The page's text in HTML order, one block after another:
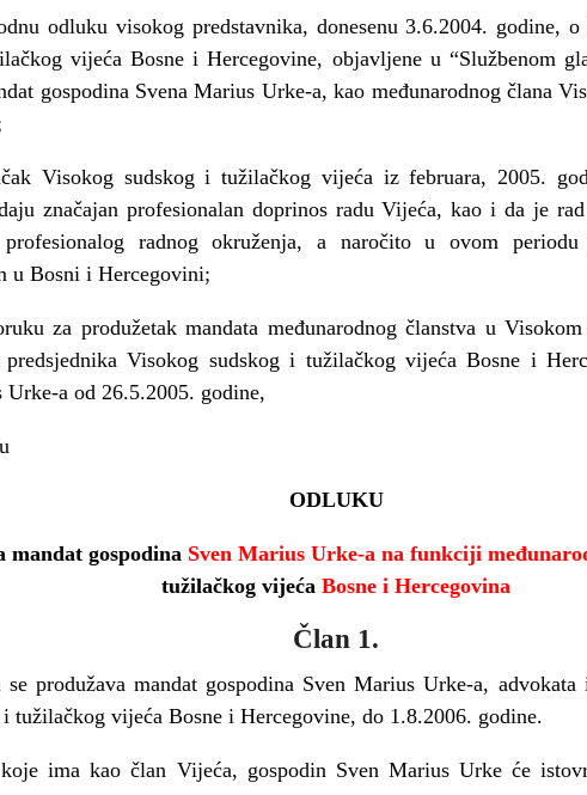
odluku visokog predstavnika, donesenu 3.6.2004. godine,
vijeća Bosne i Hercegovine, objavljene u “Službenom
gospodina Svena Marius Urke-a, kao međunarodnog člana
Visokog sudskog i tužilačkog vijeća iz februara, 2005.
značajan profesionalan doprinos radu Vijeća, kao i da je
radnog okruženja, a naročito u ovom
u Bosni i Hercegovini;
za produžetak mandata međunarodnog članstva u
Visokog sudskog i tužilačkog vijeća Bosne i
Urke-a od 26.5.2005. godine,
ODLUKU
mandat gospodina Sven Marius Urke-a na funkciji
tužilačkog vijeća Bosne i Hercegovina
Član 1.
mandat gospodina Sven Marius Urke-a, advokata
tužilačkog vijeća Bosne i Hercegovine, do 1.8.2006. godine.
ima kao član Vijeća, gospodin Sven Marius Urke će